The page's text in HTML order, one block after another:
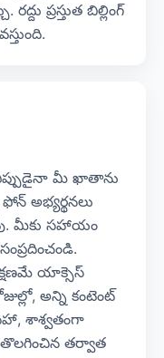
ప్రస్తుత బిల్లింగ్
మీ ఖాతాను
అభ్యర్థనలు
మీకు సహాయం
యాక్సెస్
అన్ని కంటెంట్
శాశ్వతంగా
తర్వాత